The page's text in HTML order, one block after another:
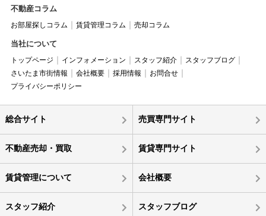
不動産コラム
お部屋探しコラム 賃貸管理コラム 売却コラム
当社について
トップページ インフォメーション スタッフ紹介
スタッフブログ
さいたま市街情報
会社概要 採用情報
お問合せ
プライバシーポリシー
総合サイト 売買専門サイト
不動産売却・買取 賃貸専門サイト
賃貸管理について 会社概要
スタッフ紹介 スタッフブログ